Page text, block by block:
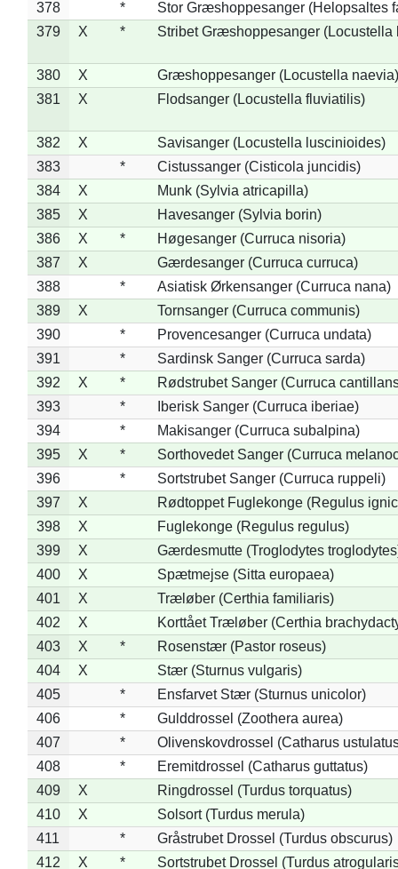
378
*
Stor Græshoppesanger (Helopsaltes
379
X * Stribet Græshoppesanger (Locustella
380 X
Græshoppesanger (Locustella naevia)
381
X Flodsanger (Locustella fluviatilis)
382 X
Savisanger (Locustella luscinioides)
383
*
Cistussanger (Cisticola juncidis)
384
X
Munk (Sylvia atricapilla)
385
X
Havesanger (Sylvia borin)
386
X *
Høgesanger (Curruca nisoria)
387
X
Gærdesanger (Curruca curruca)
388
*
Asiatisk Ørkensanger (Curruca nana)
389
X
Tornsanger (Curruca communis)
390
*
Provencesanger (Curruca undata)
391
*
Sardinsk Sanger (Curruca sarda)
392
X *
Rødstrubet Sanger (Curruca
393
*
Iberisk Sanger (Curruca iberiae)
394
*
Makisanger (Curruca subalpina)
395
X *
Sorthovedet Sanger (Curruca
396
*
Sortstrubet Sanger (Curruca ruppeli)
397
X
Rødtoppet Fuglekonge (Regulus
398
X
Fuglekonge (Regulus regulus)
399
X
Gærdesmutte (Troglodytes
400
X
Spætmejse (Sitta europaea)
401
X
Træløber (Certhia familiaris)
402
X
Korttået Træløber (Certhia
403
X *
Rosenstær (Pastor roseus)
404
X
Stær (Sturnus vulgaris)
405
*
Ensfarvet Stær (Sturnus unicolor)
406
*
Gulddrossel (Zoothera aurea)
407
*
Olivenskovdrossel (Catharus
408
*
Eremitdrossel (Catharus guttatus)
409
X
Ringdrossel (Turdus torquatus)
410
X
Solsort (Turdus merula)
411
*
Gråstrubet Drossel (Turdus obscurus)
412
X * Sortstrubet Drossel (Turdus